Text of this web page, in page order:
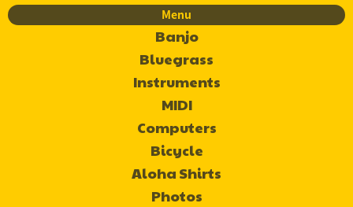
Menu
Banjo
Bluegrass
Instruments
MIDI
Computers
Bicycle
Aloha Shirts
Photos